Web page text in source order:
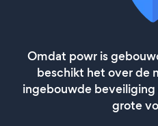
Omdat powr is
beschikt het over de
ingebouwde
grote